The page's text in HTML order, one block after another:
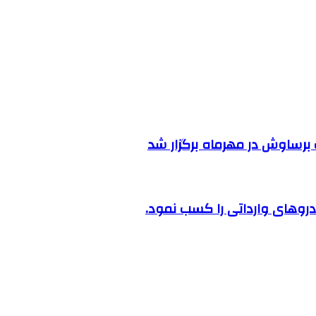
در مهرماه برگزار شد
وارداتی را کسب نمود.